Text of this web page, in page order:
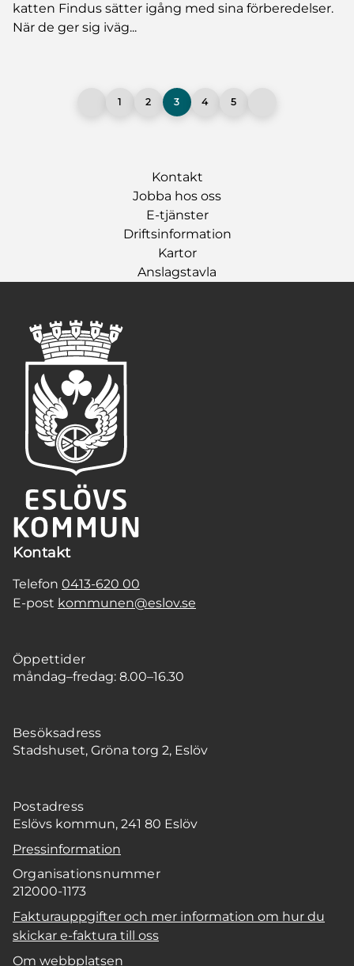
katten Findus sätter igång med sina förberedelser.
När de ger sig iväg...
1 2 3 4 5
Kontakt
Jobba hos oss
E-tjänster
Driftsinformation
Kartor
Anslagstavla
Kontakt
Telefon 0413-620 00
E-post kommunen@eslov.se
Öppettider
måndag–fredag: 8.00–16.30
Besöksadress
Stadshuset, Gröna torg 2, Eslöv
Postadress
Eslövs kommun, 241 80 Eslöv
Pressinformation
Organisationsnummer
212000-1173
Fakturauppgifter och mer information om hur du
skickar e-faktura till oss
Om webbplatsen